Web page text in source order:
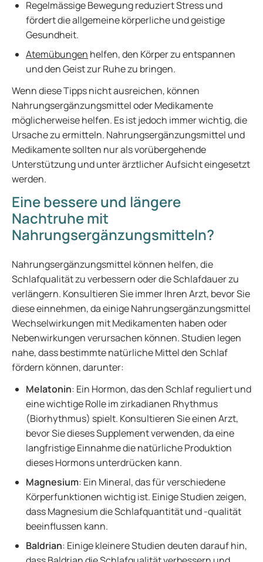
Regelmässige Bewegung reduziert Stress und
fördert die allgemeine körperliche und geistige
Gesundheit.
Atemübungen helfen, den Körper zu entspannen
und den Geist zur Ruhe zu bringen.
Wenn diese Tipps nicht ausreichen, können
Nahrungsergänzungsmittel oder Medikamente
möglicherweise helfen. Es ist jedoch immer wichtig, die
Ursache zu ermitteln. Nahrungsergänzungsmittel und
Medikamente sollten nur als vorübergehende
Unterstützung und unter ärztlicher Aufsicht eingesetzt
werden.
Eine bessere und längere
Nachtruhe mit
Nahrungsergänzungsmitteln?
Nahrungsergänzungsmittel können helfen, die
Schlafqualität zu verbessern oder die Schlafdauer zu
verlängern. Konsultieren Sie immer Ihren Arzt, bevor Sie
diese einnehmen, da einige Nahrungsergänzungsmittel
Wechselwirkungen mit Medikamenten haben oder
Nebenwirkungen verursachen können. Studien legen
nahe, dass bestimmte natürliche Mittel den Schlaf
fördern können, darunter:
Melatonin: Ein Hormon, das den Schlaf reguliert und
eine wichtige Rolle im zirkadianen Rhythmus
(Biorhythmus) spielt. Konsultieren Sie einen Arzt,
bevor Sie dieses Supplement verwenden, da eine
langfristige Einnahme die natürliche Produktion
dieses Hormons unterdrücken kann.
Magnesium: Ein Mineral, das für verschiedene
Körperfunktionen wichtig ist. Einige Studien zeigen,
dass Magnesium die Schlafquantität und -qualität
beeinflussen kann.
Baldrian: Einige kleinere Studien deuten darauf hin,